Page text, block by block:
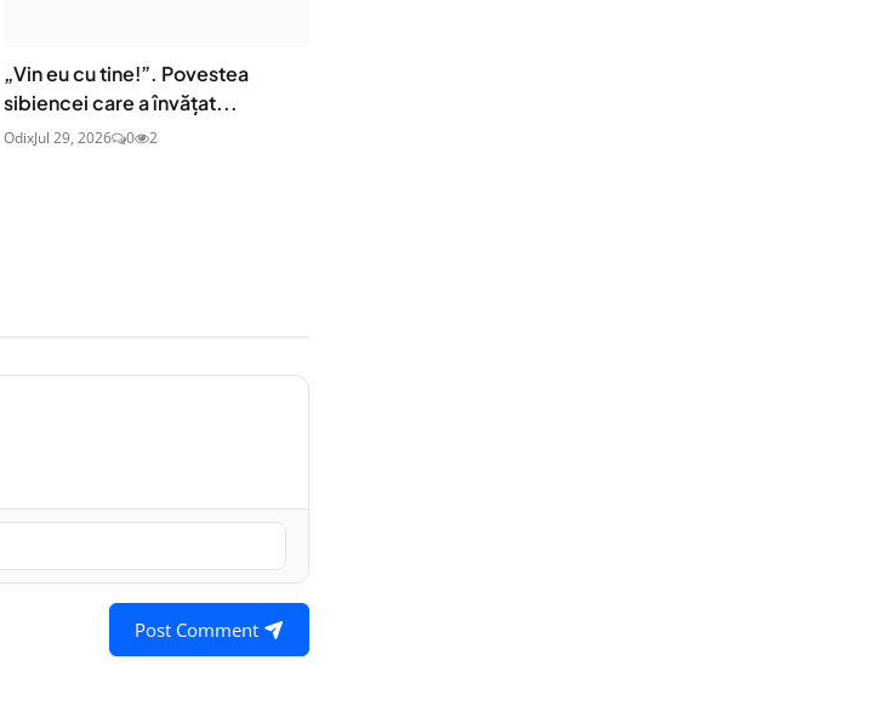
„Vin eu cu tine!”. Povestea
sibiencei care a învățat...
OdixJul 29, 2026 0 2
Post Comment